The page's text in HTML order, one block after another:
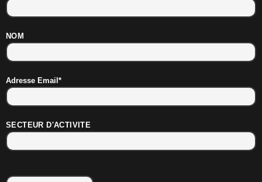
NOM
Adresse Email*
SECTEUR D'ACTIVITE